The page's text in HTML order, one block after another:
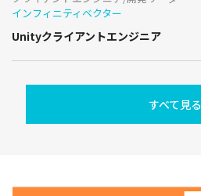
インフィニティベクター
Unityクライアントエンジニア
すべて見る